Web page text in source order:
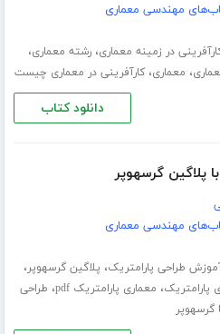
مهندسی معماری
در زمینه معماری،رشته معماری،
، معماری،کارآفرینی در معماری چیست
دانلود کتاب
پلاگین گرسهوپر
مهندسی معماری
طراحی پارامتریک، پلاگین گرسهوپر،
پارامتریک، معماری پارامتریک pdf ، طراحی
گرسهوپر